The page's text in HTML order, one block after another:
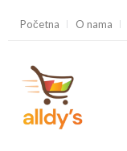
Početna O nama